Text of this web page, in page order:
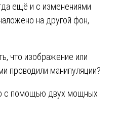
ещё и с изменениями
на другой фон,
что изображение или
проводили манипуляции?
с помощью двух мощных